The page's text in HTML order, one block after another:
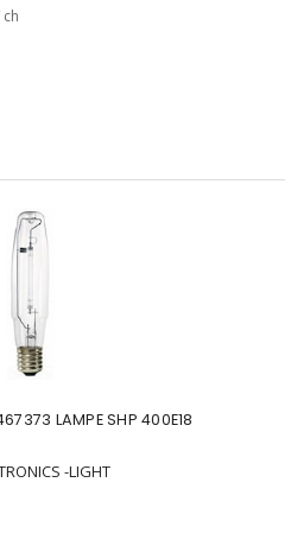
LAMPE SHP 400E18
-LIGHT